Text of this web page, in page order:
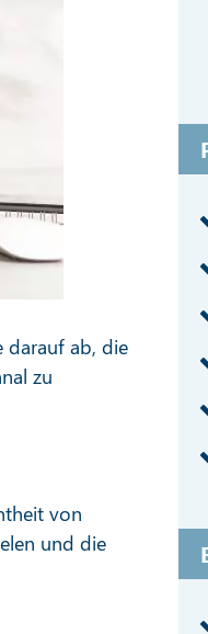
darauf ab, die
zu
von
und die